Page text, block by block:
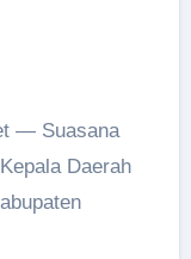
— Suasana
Daerah